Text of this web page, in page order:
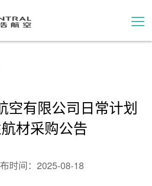
空有限公司日常计划
材采购公告
时间： 2025-08-18